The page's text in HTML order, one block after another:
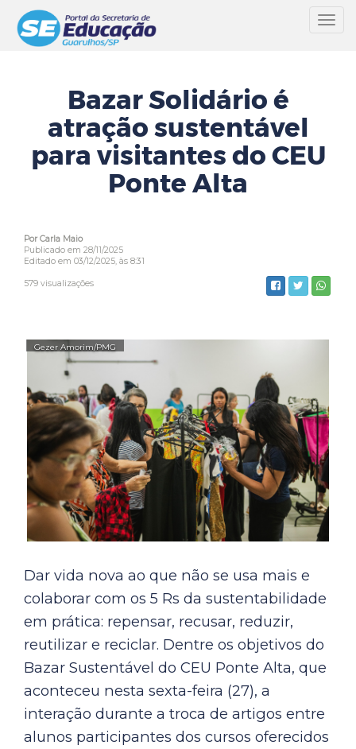
Bazar Solidário é
atração sustentável
para visitantes do CEU
Ponte Alta
Por Carla Maio
Publicado em 28/11/2025
Editado em 03/12/2025, às 8:31
579 visualizações
Dar vida nova ao que não se usa mais e
colaborar com os 5 Rs da sustentabilidade
em prática: repensar, recusar, reduzir,
reutilizar e reciclar. Dentre os objetivos do
Bazar Sustentável do CEU Ponte Alta, que
aconteceu nesta sexta-feira (27), a
interação durante a troca de artigos entre
alunos participantes dos cursos oferecidos